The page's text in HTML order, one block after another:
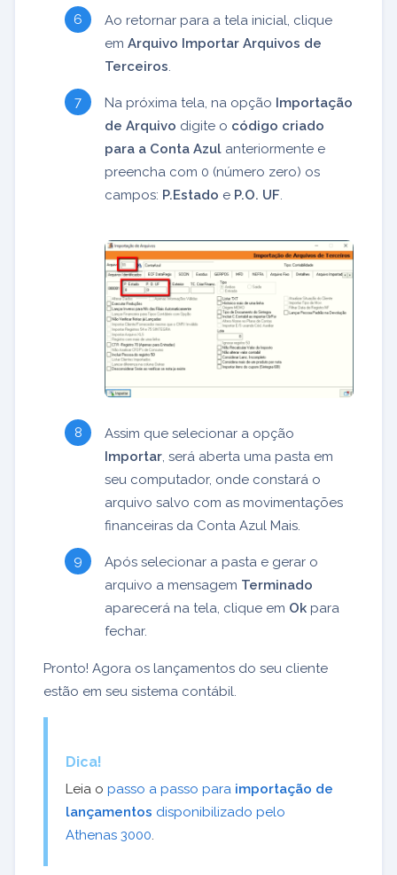
Ao retornar para a tela inicial, clique
em Arquivo Importar Arquivos de
Terceiros
Na próxima tela, na opção Importação
de Arquivo digite o código criado
para a Conta Azul anteriormente e
preencha com 0 (número zero) os
campos: P.Estado e P.O. UF
Assim que selecionar a opção
Importar, será aberta uma pasta em
seu computador, onde constará o
arquivo salvo com as movimentações
financeiras da Conta Azul Mais.
Após selecionar a pasta e gerar o
arquivo a mensagem Terminado
aparecerá na tela, clique em Ok para
fechar.
Pronto! Agora os lançamentos do seu cliente
estão em seu sistema contábil.
Dica!
Leia o passo a passo para importação de
lançamentos disponibilizado pelo
Athenas 3000.